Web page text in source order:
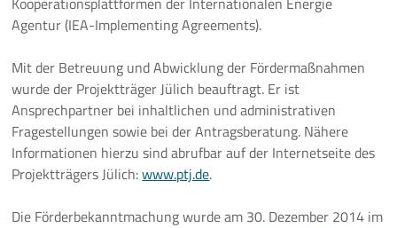
Agentur (IEA-Implementing Agreements).
Mit der Betreuung und Abwicklung der Fördermaßnahmen
wurde der Projektträger Jülich beauftragt. Er ist
Ansprechpartner bei inhaltlichen und administrativen
Fragestellungen sowie bei der Antragsberatung. Nähere
Informationen hierzu sind abrufbar auf der Internetseite des
Projektträgers Jülich:www.ptj.de.
Die Förderbekanntmachung wurde am 30. Dezember 2014 im